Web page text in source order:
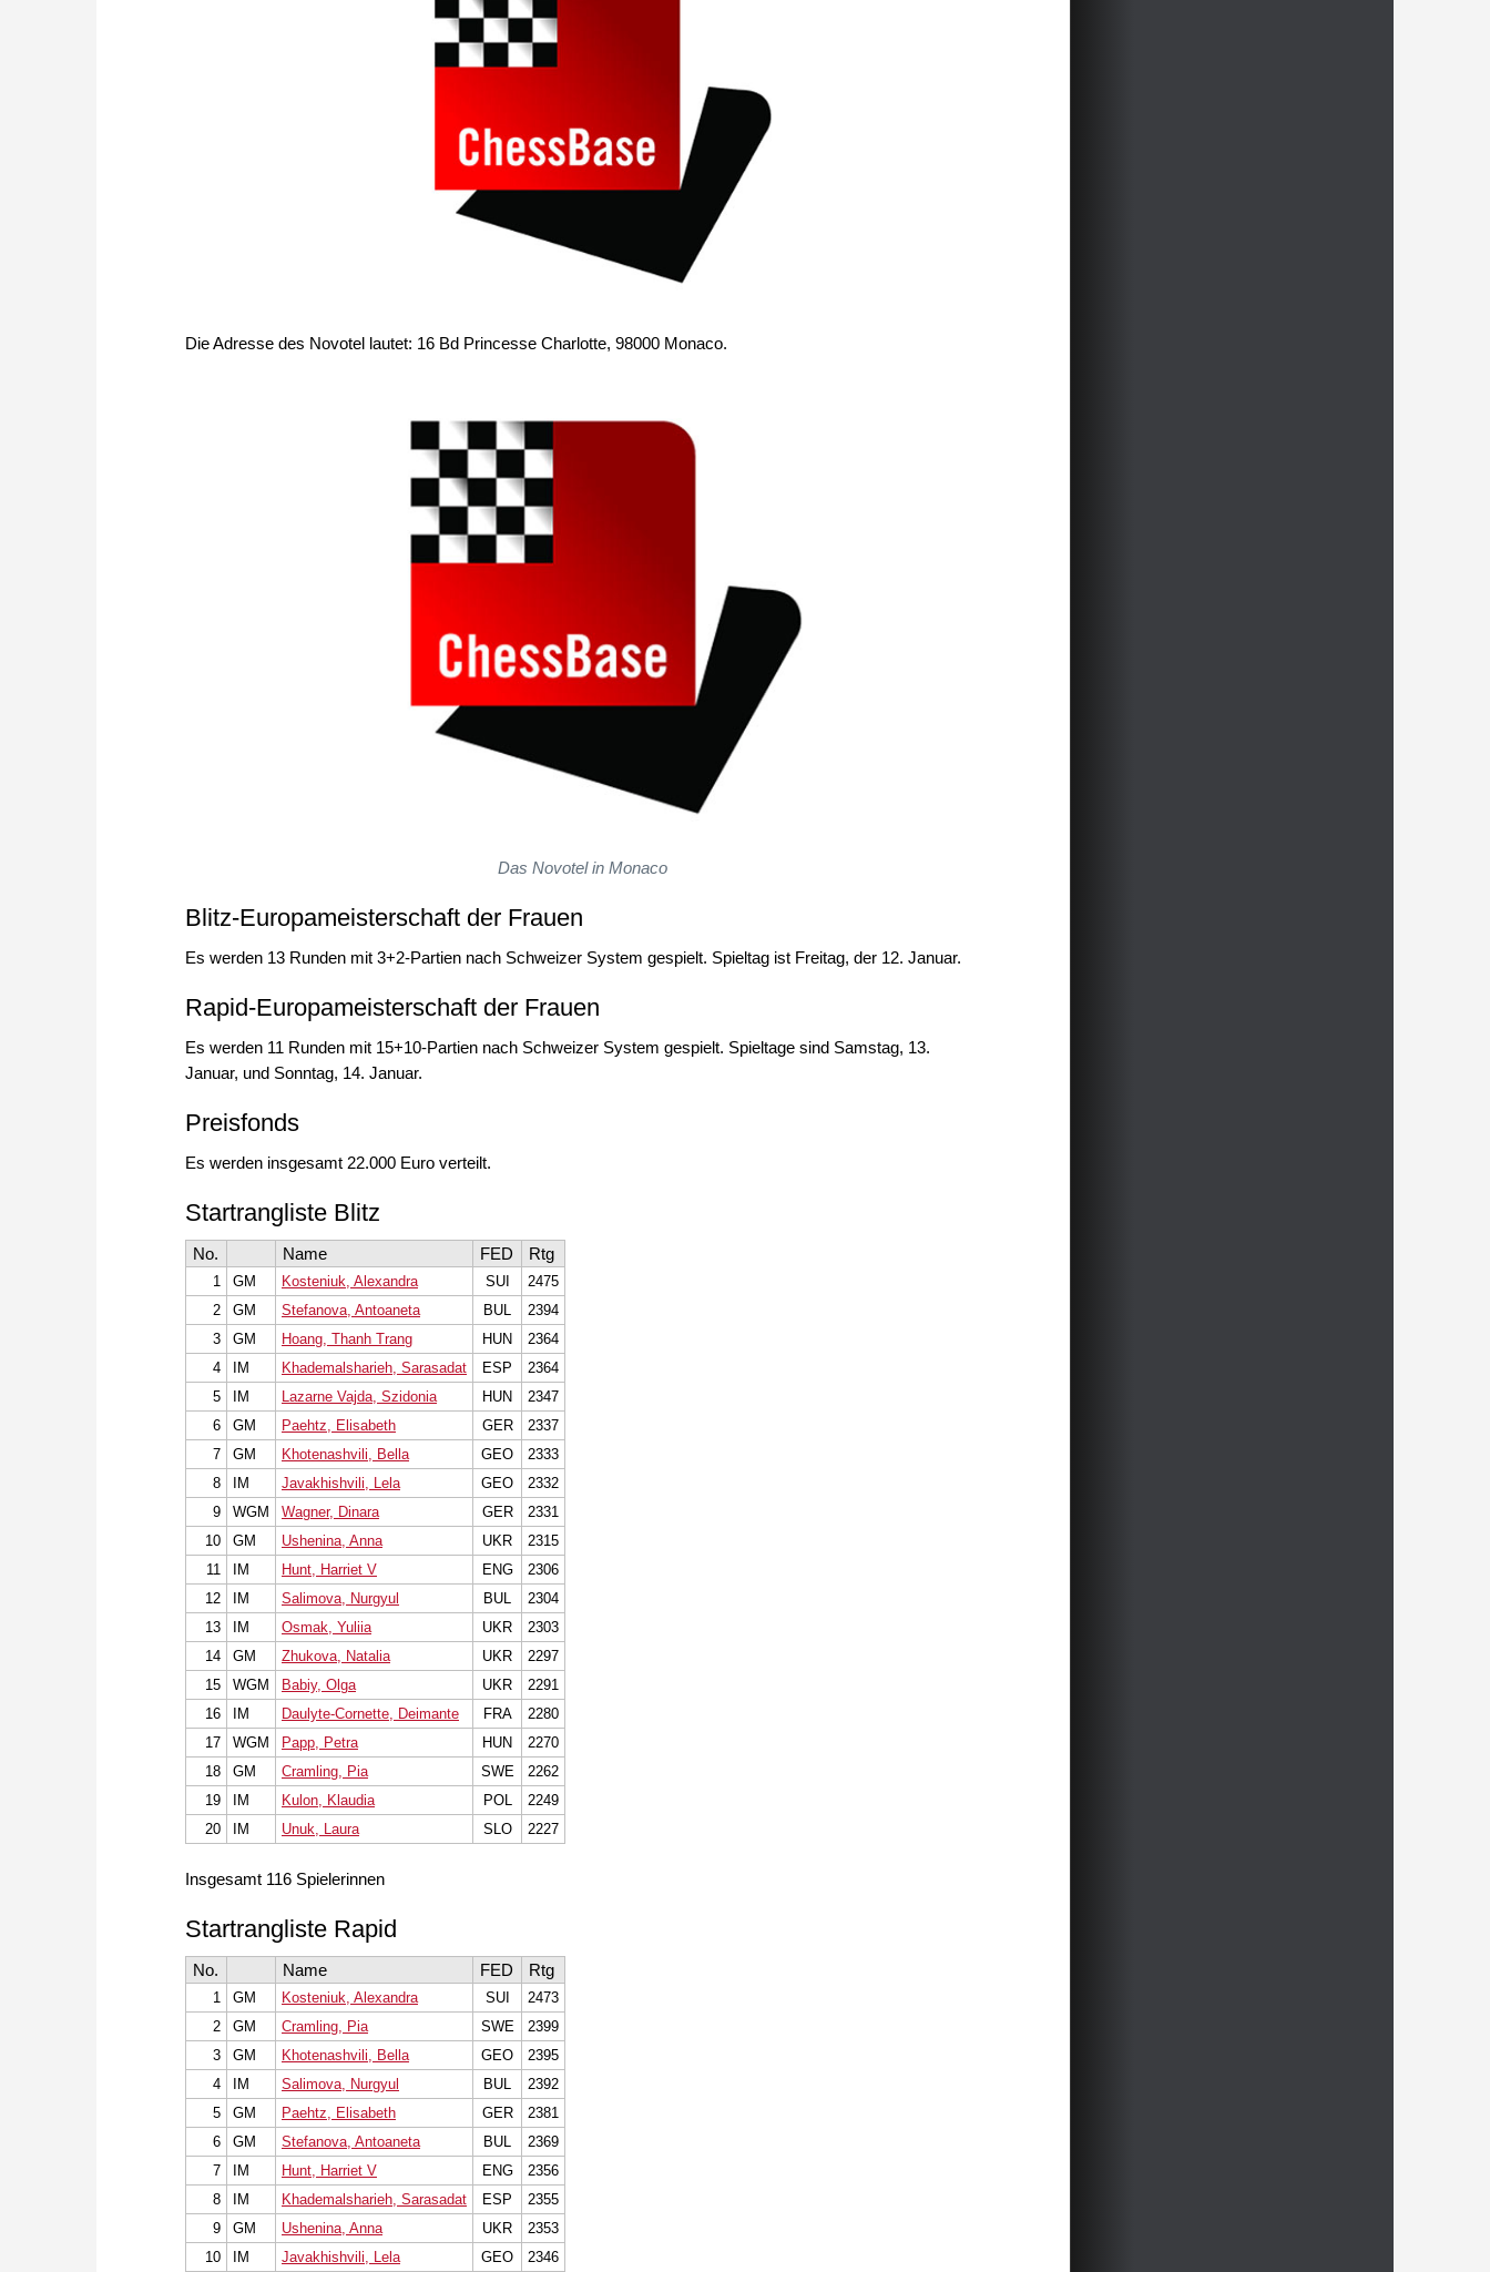
Die Adresse des Novotel lautet: 16 Bd Princesse Charlotte, 98000 Monaco.
Das Novotel in Monaco
Blitz-Europameisterschaft der Frauen
Es werden 13 Runden mit 3+2-Partien nach Schweizer System gespielt. Spieltag ist Freitag, der 12. Januar.
Rapid-Europameisterschaft der Frauen
Es werden 11 Runden mit 15+10-Partien nach Schweizer System gespielt. Spieltage sind Samstag, 13.
Januar, und Sonntag, 14. Januar.
Preisfonds
Es werden insgesamt 22.000 Euro verteilt.
Startrangliste Blitz
No. Name FED Rtg
1 GM Kosteniuk, Alexandra SUI
2475
2
GM Stefanova, Antoaneta BUL
2394
3
GM Hoang, Thanh Trang HUN
2364
4
IM Khademalsharieh, Sarasadat ESP
2364
5
IM Lazarne Vajda, Szidonia HUN
2347
6
GM Paehtz, Elisabeth GER
2337
7
GM Khotenashvili, Bella GEO
2333
8
IM Javakhishvili, Lela GEO
2332
9
WGM Wagner, Dinara GER
2331
10
GM Ushenina, Anna UKR
2315
11
IM Hunt, Harriet V ENG
2306
12
IM Salimova, Nurgyul BUL
2304
13
IM Osmak, Yuliia UKR
2303
14
GM Zhukova, Natalia UKR
2297
15
WGM Babiy, Olga UKR
2291
16
IM Daulyte-Cornette, Deimante FRA
2280
17
WGM Papp, Petra HUN
2270
18
GM Cramling, Pia SWE
2262
19
IM Kulon, Klaudia POL
2249
20
IM Unuk, Laura SLO 2227
Insgesamt 116 Spielerinnen
Startrangliste Rapid
No. Name FED Rtg
1 GM Kosteniuk, Alexandra SUI
2473
2
GM Cramling, Pia SWE
2399
3
GM Khotenashvili, Bella GEO
2395
4
IM Salimova, Nurgyul BUL
2392
5
GM Paehtz, Elisabeth GER
2381
6
GM Stefanova, Antoaneta BUL
2369
7
IM Hunt, Harriet V ENG
2356
8
IM Khademalsharieh, Sarasadat ESP
2355
9
GM Ushenina, Anna UKR
2353
10
IM Javakhishvili, Lela GEO 2346